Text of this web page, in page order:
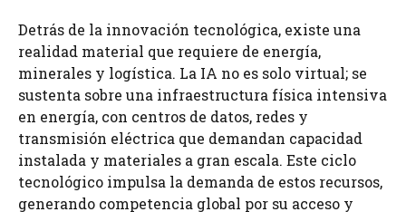
Detrás de la innovación tecnológica, existe una
realidad material que requiere de energía,
minerales y logística. La IA no es solo virtual; se
sustenta sobre una infraestructura física intensiva
en energía, con centros de datos, redes y
transmisión eléctrica que demandan capacidad
instalada y materiales a gran escala. Este ciclo
tecnológico impulsa la demanda de estos recursos,
generando competencia global por su acceso y